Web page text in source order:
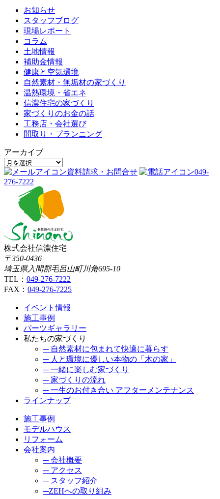
お知らせ
スタッフブログ
現場レポート
コラム
土地情報
補助金情報
健康と空気環境
自然素材・無垢材の家づくり
温熱環境・省エネ
信濃住宅の家づくり
家づくりのお金の話
工務店・会社選び
間取り・プランニング
アーカイブ
資料請求・お問合せ
049-
276-7222
株式会社信濃住宅
〒350-0436
埼玉県入間郡毛呂山町川角695-10
TEL： 049-276-7222
FAX： 049-276-7225
イベント情報
施工事例
パーツギャラリー
私たちの家づくり
─ 自然素材に包まれて快適に暮らす
─ 人と環境に優しい本物の「木の家」
─ 一緒に楽しむ家づくり
─ 家づくりの流れ
─ 一生のお付き合い アフターメンテナンス
ラインナップ
施工事例
モデルハウス
リフォーム
会社案内
─ 会社概要
─ アクセス
─ スタッフ紹介
─ZEHへの取り組み